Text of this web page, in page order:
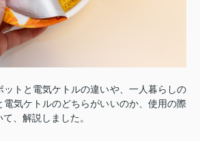
ットと電気ケトルの違いや、一人暮らしの
気ケトルのどちらがいいのか、使用の際
、解説しました。